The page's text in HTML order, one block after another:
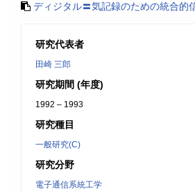
ディジタル〓気記録のための統合的
研究代表者
田崎 三郎
研究期間 (年度)
1992 – 1993
研究種目
一般研究(C)
研究分野
電子通信系統工学